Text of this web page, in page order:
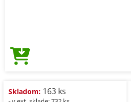
Skladom: 163 ks